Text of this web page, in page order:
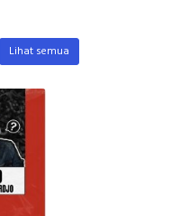
Lihat semua